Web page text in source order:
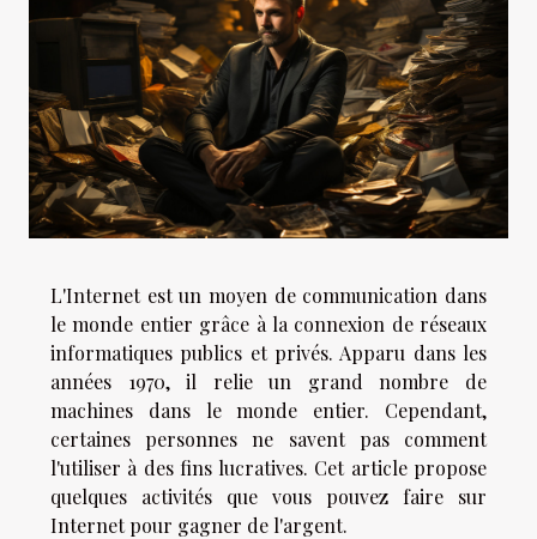
L'Internet est un moyen de communication dans
le monde entier grâce à la connexion de réseaux
informatiques publics et privés. Apparu dans les
années 1970, il relie un grand nombre de
machines dans le monde entier. Cependant,
certaines personnes ne savent pas comment
l'utiliser à des fins lucratives. Cet article propose
quelques activités que vous pouvez faire sur
Internet pour gagner de l'argent.